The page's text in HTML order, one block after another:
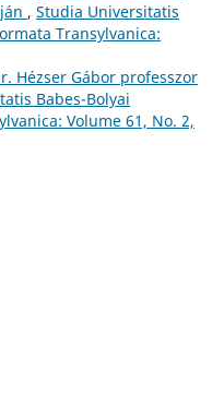
, Studia Universitatis
Transylvanica:
Hézser Gábor professzor
Babes-Bolyai
Volume 61, No. 2,